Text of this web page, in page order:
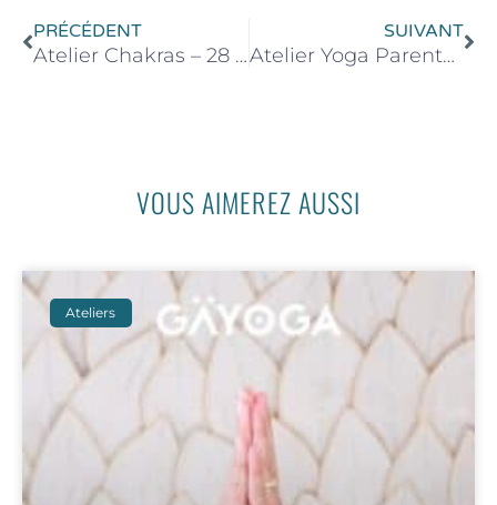
PRÉCÉDENT
Atelier Chakras – 28 Mars 2026 de 16h00 à 18h00
SUIVANT
Atelier Yoga Parents Enfants – 08 Avril 2026 de 14h45 à 15h45
VOUS AIMEREZ AUSSI
Ateliers